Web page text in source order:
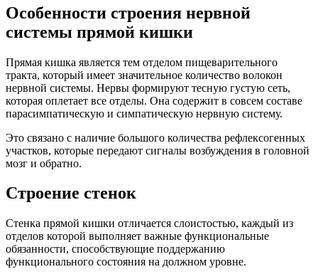
Особенности строения нервной
системы прямой кишки
Прямая кишка является тем отделом пищеварительного
тракта, который имеет значительное количество волокон
нервной системы. Нервы формируют тесную густую сеть,
которая оплетает все отделы. Она содержит в совсем составе
парасимпатическую и симпатическую нервную систему.
Это связано с наличие большого количества рефлексогенных
участков, которые передают сигналы возбуждения в головной
мозг и обратно.
Строение стенок
Стенка прямой кишки отличается слоистостью, каждый из
отделов которой выполняет важные функциональные
обязанности, способствующие поддержанию
функционального состояния на должном уровне.